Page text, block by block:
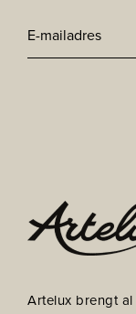
E-
mailadres*
Artelux brengt